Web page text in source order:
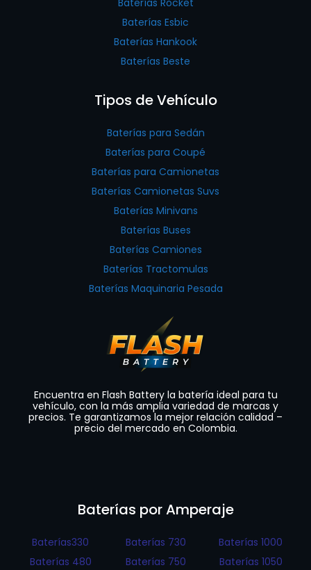
Baterías Esbic
Baterías Hankook
Baterías Beste
Tipos de Vehículo
Baterías para Sedán
Baterías para Coupé
Baterías para Camionetas
Baterías Camionetas Suvs
Baterías Minivans
Baterías Buses
Baterías Camiones
Baterías Tractomulas
Baterías Maquinaria Pesada
Encuentra en Flash Battery la batería ideal para tu
vehículo, con la más amplia variedad de marcas y
precios. Te garantizamos la mejor relación calidad –
precio del mercado en Colombia.
Baterías por Amperaje
Baterías330
Baterías 480
Baterías 730
Baterías 750
Baterías 1000
Baterías 1050